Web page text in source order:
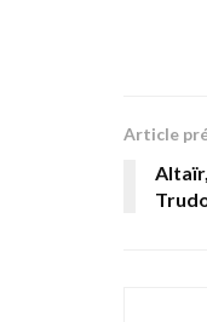
Article